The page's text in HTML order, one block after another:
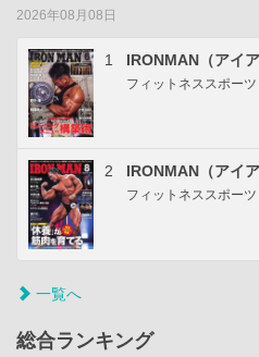
2026年08月08日
1 IRONMAN（アイ
フィットネススポーツ
2 IRONMAN（アイ
フィットネススポーツ
一覧へ
総合ランキング